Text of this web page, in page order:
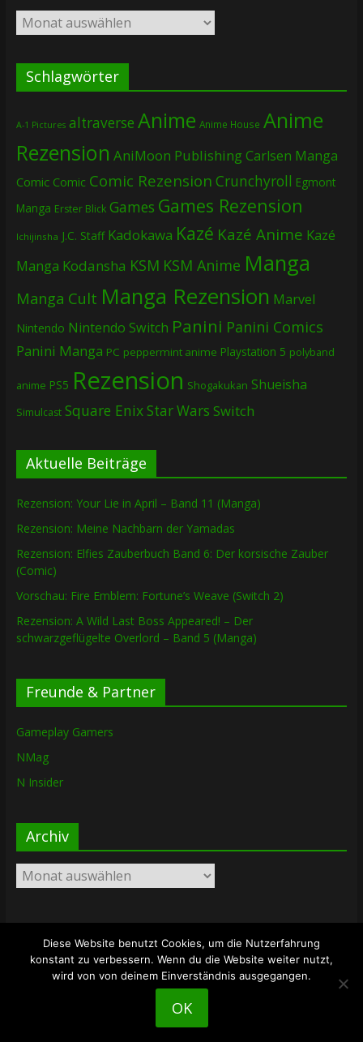
Archiv
Schlagwörter
A-1 Pictures altraverse Anime Anime House Anime
Rezension AniMoon PublishingCarlsen Manga
Comic Comic Comic Rezension Crunchyroll Egmont
Manga Erster Blick Games Games Rezension
Ichijinsha J.C. Staff Kadokawa Kazé Kazé Anime Kazé
Manga Kodansha KSM KSM Anime Manga
Manga Cult Manga Rezension Marvel
Nintendo Nintendo Switch Panini Panini Comics
Panini Manga PC peppermint anime Playstation 5 polyband
anime PS5 Rezension Shogakukan Shueisha
Simulcast Square EnixStar Wars Switch
Aktuelle Beiträge
Rezension: Your Lie in April – Band 11 (Manga)
Rezension: Meine Nachbarn der Yamadas
Rezension: Elfies Zauberbuch Band 6: Der korsische Zauber
(Comic)
Vorschau: Fire Emblem: Fortune’s Weave (Switch 2)
Rezension: A Wild Last Boss Appeared! – Der
schwarzgeflügelte Overlord – Band 5 (Manga)
Freunde & Partner
Gameplay Gamers
NMag
N Insider
Archiv
Archiv
Copyright © 2026The Lost Dungeon. Alle Rechte vorbehalten.
Theme: ColorMag vonThemeGrill. Bereitgestellt von
WordPress
Diese Website benutzt Cookies, um die Nutzerfahrung
konstant zu verbessern. Wenn du die Website weiter nutzt,
wird von von deinem Einverständnis ausgegangen.
OK